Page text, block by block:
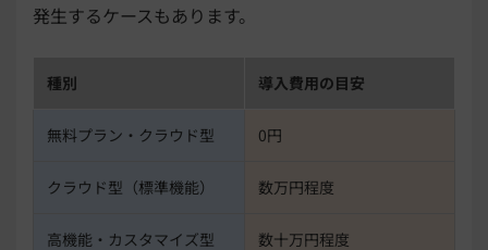
発生するケースもあります。
種別 導入費用の目安
無料プラン・クラウド型 0円
クラウド型（標準機能） 数万円程度
高機能・カスタマイズ型 数十万円程度